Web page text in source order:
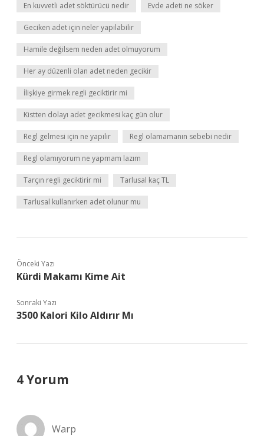
En kuvvetli adet söktürücü nedir Evde adeti ne söker
Geciken adet için neler yapılabilir
Hamile değilsem neden adet olmuyorum
Her ay düzenli olan adet neden gecikir
İlişkiye girmek regli geciktirir mi
Kistten dolayı adet gecikmesi kaç gün olur
Regl gelmesi için ne yapılır Regl olamamanın sebebi nedir
Regl olamıyorum ne yapmam lazım
Tarçın regli geciktirir mi Tarlusal kaç TL
Tarlusal kullanırken adet olunur mu
Önceki Yazı
Kürdi Makamı Kime Ait
Sonraki Yazı
3500 Kalori Kilo Aldırır Mı
4 Yorum
Warp